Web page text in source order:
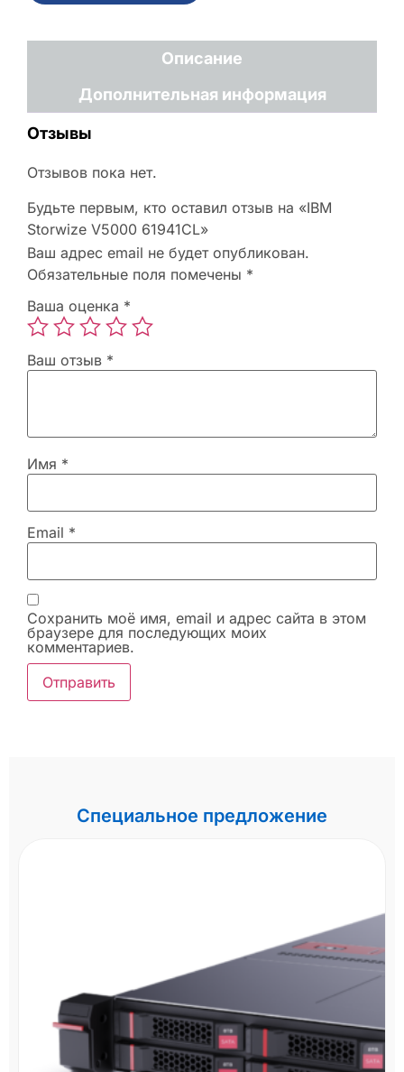
Описание
Дополнительная информация
Отзывы
Отзывов пока нет.
Будьте первым, кто оставил отзыв на «IBM
Storwize V5000 61941CL»
Ваш адрес email не будет опубликован.
Обязательные поля помечены *
Ваша оценка *
Ваш отзыв *
Имя *
Email *
Сохранить моё имя, email и адрес сайта в этом
браузере для последующих моих
комментариев.
Специальное предложение